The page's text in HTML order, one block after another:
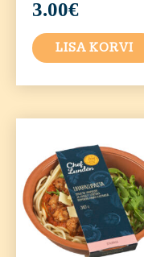
3.00€
LISA KORVI